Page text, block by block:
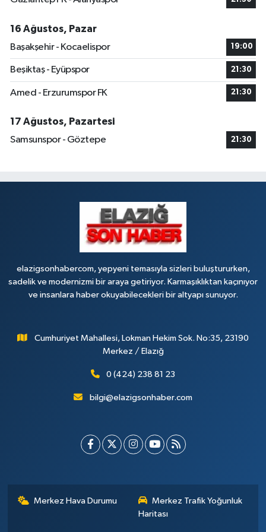
Dogan Eczanesi
Makfire Eczanesi
Çaydaçıra Mahallesi, Adnan Kahveci Caddesi, No:29 Merkez Elazığ
16 Ağustos, Pazar
Başakşehir - Kocaelispor
19:00
Beşiktaş - Eyüpspor 21:30
Amed - Erzurumspor FK 21:30
17 Ağustos, Pazartesi
Samsunspor - Göztepe
21:30
elazigsonhabercom, yepyeni temasıyla sizleri buluştururken,
sadelik ve modernizmi bir araya getiriyor. Karmaşıklıktan kaçınıyor
ve insanlara haber okuyabilecekleri bir altyapı sunuyor.
Cumhuriyet Mahallesi, Lokman Hekim Sok. No:35, 23190
Merkez / Elazığ
0 (424) 238 81 23
bilgi@elazigsonhaber.com
Merkez Hava Durumu
Merkez Trafik Yoğunluk
Haritası